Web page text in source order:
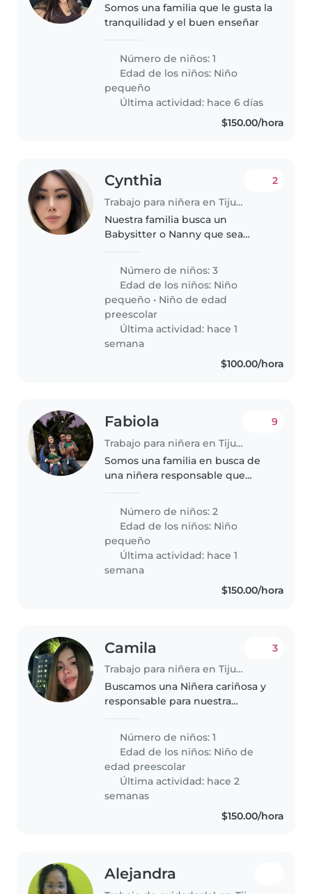
Somos una familia que le gusta la
tranquilidad y el buen enseñar
Número de niños: 1
Edad de los niños: Niño
pequeño
Última actividad: hace 6 días
$150.00/hora
Cynthia
Trabajo para niñera en Tijuana
2
Nuestra familia busca un
Babysitter o Nanny que sea
nuestros 3 pequeños muy
enérgicos y curiosos.
Necesitamos alguien que se
sienta cómodo con cocina..
Número de niños: 3
Edad de los niños: Niño
pequeño • Niño de edad
preescolar
Última actividad: hace 1
semana
$100.00/hora
Fabiola
Trabajo para niñera en Tijuana
9
Somos una familia en busca de
una niñera responsable que
guardería. Nuestros hijos son
cariñosos, curiosos y llenos de
energía...
Número de niños: 2
Edad de los niños: Niño
pequeño
Última actividad: hace 1
semana
$150.00/hora
Camila
Trabajo para niñera en Tijuana
3
Buscamos una Niñera cariñosa y
responsable para nuestra
experiencia con niños, que sea
juguetona y muy amigable.
Necesitamos alguien a quien le
gusten las..
Número de niños: 1
Edad de los niños: Niño de
edad preescolar
Última actividad: hace 2
semanas
$150.00/hora
Alejandra